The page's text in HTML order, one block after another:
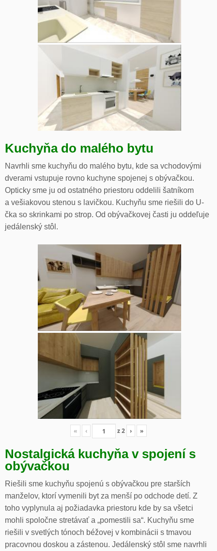
Kuchyňa do malého bytu
Navrhli sme kuchyňu do malého bytu, kde sa vchodovými
dverami vstupuje rovno kuchyne spojenej s obývačkou.
Opticky sme ju od ostatného priestoru oddelili šatníkom
a vešiakovou stenou s lavičkou. Kuchyňu sme riešili do U-
čka so skrinkami po strop. Od obývačkovej časti ju oddeľuje
jedálenský stôl.
« ‹ z2 › »
Nostalgická kuchyňa v spojení s
obývačkou
Riešili sme kuchyňu spojenú s obývačkou pre starších
manželov, ktorí vymenili byt za menší po odchode detí. Z
toho vyplynula aj požiadavka priestoru kde by sa všetci
mohli spoločne stretávať a „pomestili sa“. Kuchyňu sme
riešili v svetlých tónoch béžovej v kombinácii s tmavou
pracovnou doskou a zástenou. Jedálenský stôl sme navrhli